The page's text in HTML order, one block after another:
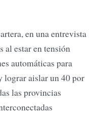
en una entrevista
al estar en tensión
automáticas para
lograr aislar un 40 por
las provincias